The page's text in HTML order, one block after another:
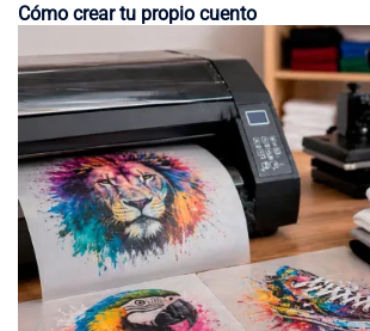
Cómo crear tu propio cuento